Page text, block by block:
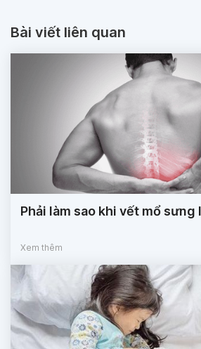
Bài viết liên quan
Phải làm sao khi vết mổ sưng
Xem thêm